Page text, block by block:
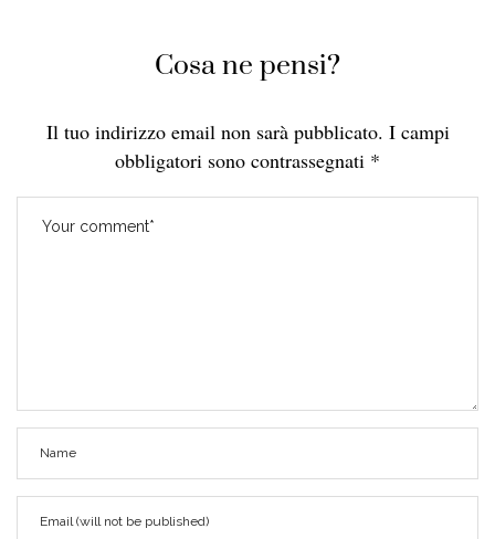
Cosa ne pensi?
Il tuo indirizzo email non sarà pubblicato. I campi
obbligatori sono contrassegnati *